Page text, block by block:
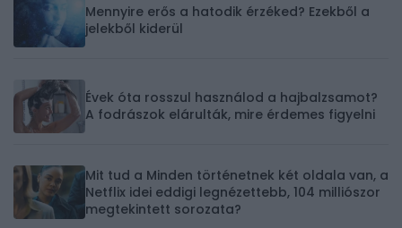
Mennyire erős a hatodik érzéked? Ezekből a
jelekből kiderül
Évek óta rosszul használod a hajbalzsamot?
A fodrászok elárulták, mire érdemes figyelni
Mit tud a Minden történetnek két oldala van, a
Netflix idei eddigi legnézettebb, 104 milliószor
megtekintett sorozata?